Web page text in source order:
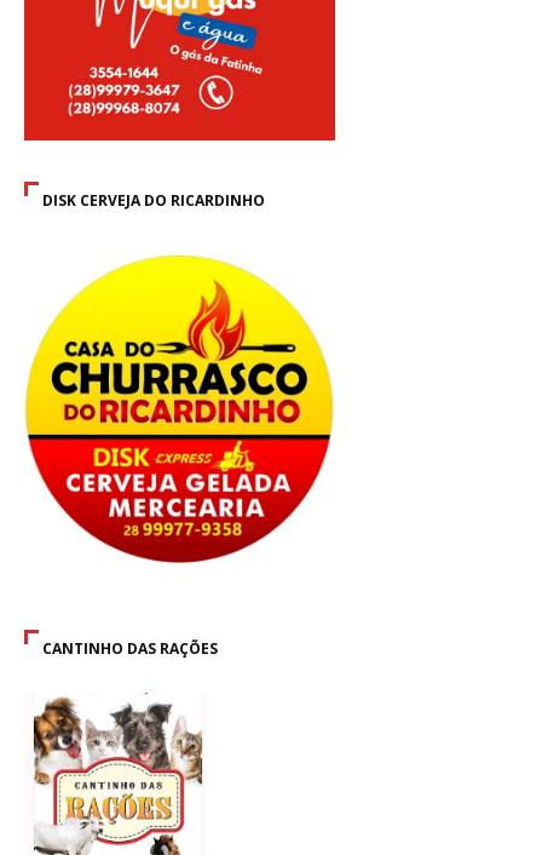
DISK CERVEJA DO RICARDINHO
CANTINHO DAS RAÇÕES